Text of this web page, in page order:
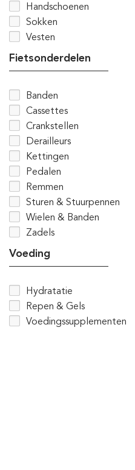
Handschoenen
Sokken
Vesten
Fietsonderdelen
Banden
Cassettes
Crankstellen
Derailleurs
Kettingen
Pedalen
Remmen
Sturen & Stuurpennen
Wielen & Banden
Zadels
Voeding
Hydratatie
Repen & Gels
Voedingssupplementen